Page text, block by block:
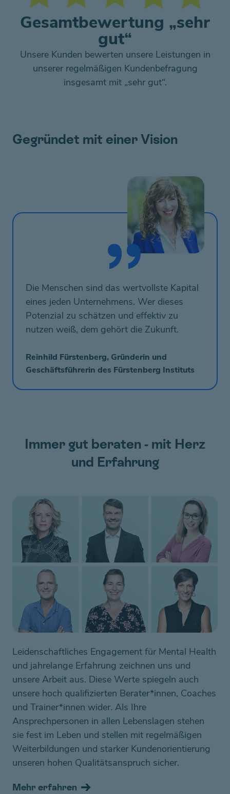
Gesamtbewertung „sehr
gut“
Unsere Kunden bewerten unsere Leistungen in
unserer regelmäßigen Kundenbefragung
insgesamt mit „sehr gut“.
Gegründet mit einer Vision
Die Menschen sind das wertvollste Kapital
eines jeden Unternehmens. Wer dieses
Potenzial zu schätzen und effektiv zu
nutzen weiß, dem gehört die Zukunft.
Reinhild Fürstenberg, Gründerin und
Geschäftsführerin des Fürstenberg Instituts
Immer gut beraten - mit Herz
und Erfahrung
Leidenschaftliches Engagement für Mental Health
und jahrelange Erfahrung zeichnen uns und
unsere Arbeit aus. Diese Werte spiegeln auch
unsere hoch qualifizierten Berater*innen, Coaches
und Trainer*innen wider. Als Ihre
Ansprechpersonen in allen Lebenslagen stehen
sie fest im Leben und stellen mit regelmäßigen
Weiterbildungen und starker Kundenorientierung
unseren hohen Qualitätsanspruch sicher.
Mehr erfahren